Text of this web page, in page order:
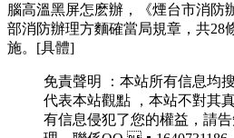
腦高溫黑屏怎麽辦 ，《煙台市消
部消防辦理方麵確當局規章，共28
施 。[具體]
免責聲明 ：本站所有信息均搜
代表本站觀點  ，本站不對其
有信息侵犯了您的權益，請告